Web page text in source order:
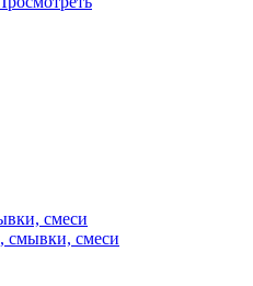
смеси
смывки, смеси